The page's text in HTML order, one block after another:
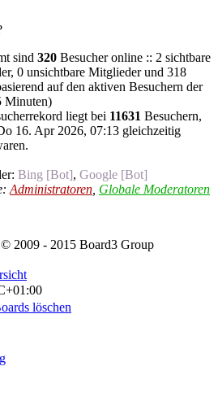
sind 320 Besucher online :: 2 sichtbare
0 unsichtbare Mitglieder und 318
auf den aktiven Besuchern der
Minuten)
liegt bei 11631 Besuchern,
16. Apr 2026, 07:13 gleichzeitig
Bing [Bot], Google [Bot]
Administratoren Globale Moderatoren
© 2009 - 2015 Board3 Group
löschen